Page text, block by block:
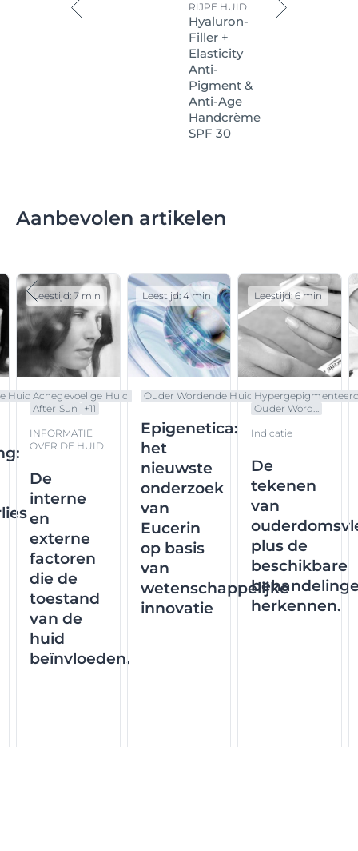
RIJPE HUID
Hyaluron-
Filler +
Elasticity
Anti-
Pigment &
Anti-Age
Handcrème
SPF 30
Aanbevolen artikelen
Huid Acnegevoelige Huid
After Sun
+11
INFORMATIE
OVER DE HUID
De
interne
en
externe
factoren
die de
toestand
van de
huid
beïnvloeden.
Leestijd: 7 min
Ouder Wordende Huid
Epigenetica:
het
nieuwste
onderzoek
van
Eucerin
op basis
van
wetenschappelijke
innovatie
Leestijd: 4 min
Ouder Word...
Indicatie
De
tekenen
van
plus de
beschikbare
herkennen.
Leestijd: 6 min